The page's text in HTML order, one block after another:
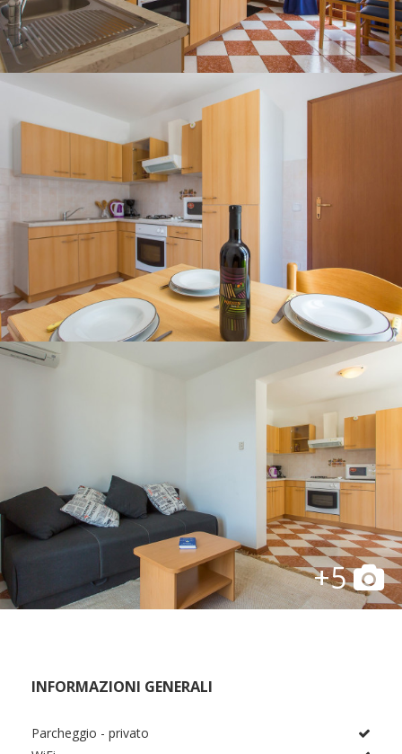
+5
INFORMAZIONI GENERALI
Parcheggio - privato